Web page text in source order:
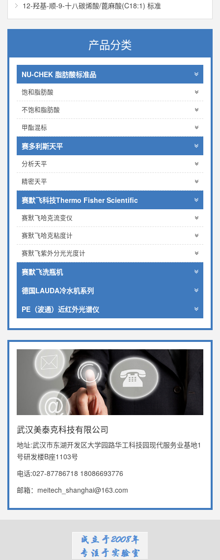
12-羟基-顺-9-十八碳烯酸/蓖麻酸(C18:1) 标准
产品分类
NU-CHEK 脂肪酸标准品
饱和脂肪酸
不饱和脂肪酸
甲酯混标
赛多利斯天平
分析天平
精密天平
赛默飞科技Thermo Fisher Scientific
赛默飞哈克流变仪
赛默飞哈克粘度计
赛默飞紫外分光光度计
赛默飞洗瓶机
德国LAUDA冷水机系列
PE（波通）近红外光谱仪
武汉美泰克科技有限公司
地址:武汉市东湖开发区大学园路华工科技园现代服务业基地1
号研发楼B座1103号
电话:027-87786718 18086693776
邮箱：meitech_shanghai@163.com